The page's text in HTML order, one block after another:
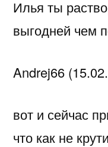
Илья ты
выгодней чем
Andrej66
вот и сейчас
что как не